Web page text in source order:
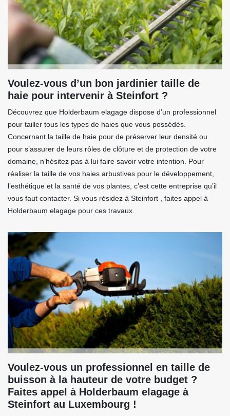
Voulez-vous d’un bon jardinier taille de
haie pour intervenir à Steinfort ?
Découvrez que Holderbaum elagage dispose d’un professionnel
pour tailler tous les types de haies que vous possédés.
Concernant la taille de haie pour de préserver leur densité ou
pour s’assurer de leurs rôles de clôture et de protection de votre
domaine, n’hésitez pas à lui faire savoir votre intention. Pour
réaliser la taille de vos haies arbustives pour le développement,
l’esthétique et la santé de vos plantes, c’est cette entreprise qu’il
vous faut contacter. Si vous résidez à Steinfort , faites appel à
Holderbaum elagage pour ces travaux.
Voulez-vous un professionnel en taille de
buisson à la hauteur de votre budget ?
Faites appel à Holderbaum elagage à
Steinfort au Luxembourg !